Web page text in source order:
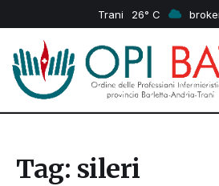
Trani 26
Tag: sileri